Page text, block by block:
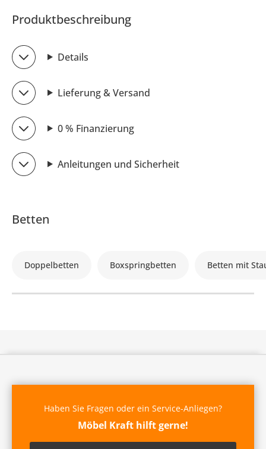
Produktbeschreibung
Details
Lieferung & Versand
0 % Finanzierung
Anleitungen und Sicherheit
Betten
Doppelbetten Boxspringbetten Betten mit
Haben Sie Fragen oder ein Service-Anliegen?
Möbel Kraft hilft gerne!